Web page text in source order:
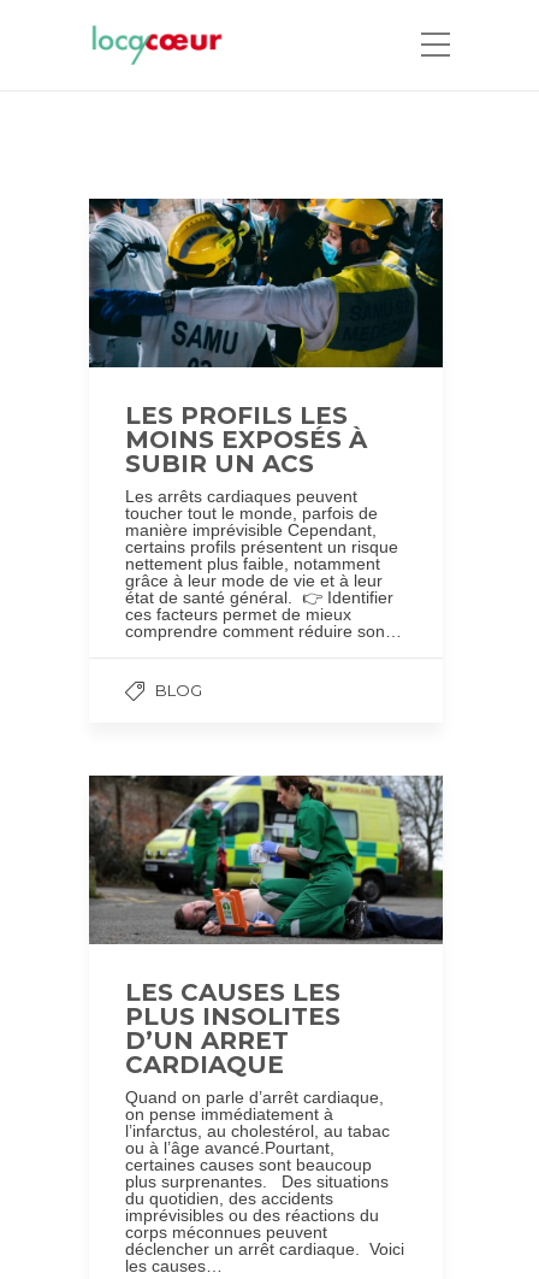
LES PROFILS LES
MOINS EXPOSÉS À
SUBIR UN ACS
Les arrêts cardiaques peuvent
toucher tout le monde, parfois de
manière imprévisible Cependant,
certains profils présentent un risque
nettement plus faible, notamment
grâce à leur mode de vie et à leur
état de santé général. 👉 Identifier
ces facteurs permet de mieux
comprendre comment réduire son…
BLOG
LES CAUSES LES
PLUS INSOLITES
D’UN ARRET
CARDIAQUE
Quand on parle d’arrêt cardiaque,
on pense immédiatement à
l’infarctus, au cholestérol, au tabac
ou à l’âge avancé.Pourtant,
certaines causes sont beaucoup
plus surprenantes. Des situations
du quotidien, des accidents
imprévisibles ou des réactions du
corps méconnues peuvent
déclencher un arrêt cardiaque. Voici
les causes…